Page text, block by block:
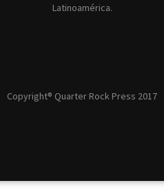
Latinoamérica.
Copyright® Quarter Rock Press 2017